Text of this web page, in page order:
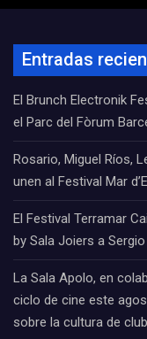
Entradas
El Brunch Electronik
el Parc del Fòrum
Rosario, Miguel Ríos,
unen al Festival Mar
El Festival Terramar
by Sala Joiers a Sergio
La Sala Apolo, en
ciclo de cine este
sobre la cultura de club